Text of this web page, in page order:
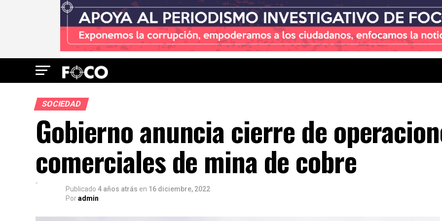
SOCIEDAD
Gobierno anuncia cierre de
comerciales de mina de cobre
Publicado 4 años atrás en 16 diciembre, 2022
Poradmin